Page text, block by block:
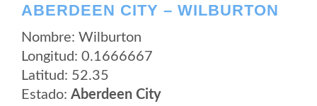
ABERDEEN CITY – WILBURTON
Nombre: Wilburton
Longitud: 0.1666667
Latitud: 52.35
Estado: Aberdeen City